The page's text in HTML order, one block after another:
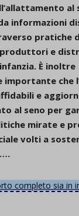
al
informazioni
pratiche
produttori e
È inoltre
importante che
e
al seno per
mirate e
volti a
completo sia in